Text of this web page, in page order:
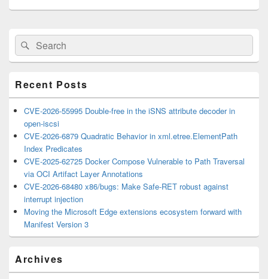
Primary
Sidebar
Widget
Area
Search
for:
Search
Recent Posts
CVE-2026-55995 Double-free in the iSNS attribute decoder in
open-iscsi
CVE-2026-6879 Quadratic Behavior in xml.etree.ElementPath
Index Predicates
CVE-2025-62725 Docker Compose Vulnerable to Path Traversal
via OCI Artifact Layer Annotations
CVE-2026-68480 x86/bugs: Make Safe-RET robust against
interrupt injection
Moving the Microsoft Edge extensions ecosystem forward with
Manifest Version 3
Archives